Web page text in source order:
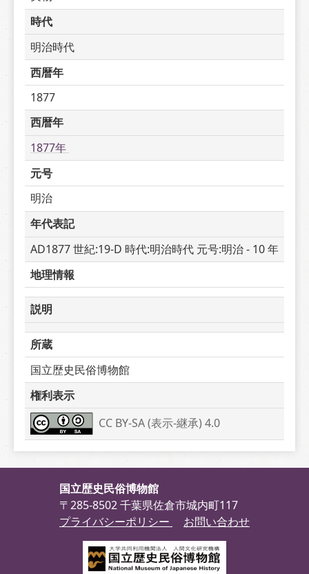
時代
明治時代
西暦年
1877
西暦年
1877年
元号
明治
年代表記
AD1877 世紀:19-D 時代:明治時代 元号:明治 - 10 年
地理情報
説明
所蔵
国立歴史民俗博物館
権利表示
CC BY-SA (表示-継承) 4.0
国立歴史民俗博物館
〒285-8502 千葉県佐倉市城内町117
プライバシーポリシー
お問い合わせ